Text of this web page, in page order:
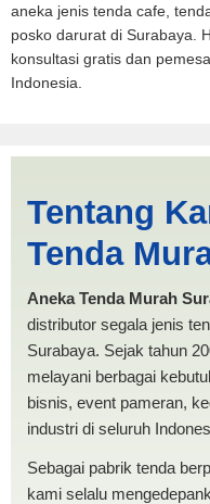
aneka jenis tenda cafe,
posko darurat di Surabaya.
konsultasi gratis dan
Indonesia.
Tual |
TENDA
Tentang
Tenda
Aneka Tenda Murah
distributor segala jenis
Surabaya. Sejak tahun
melayani berbagai
bisnis, event pameran,
industri di seluruh
Sebagai pabrik tenda
kami selalu